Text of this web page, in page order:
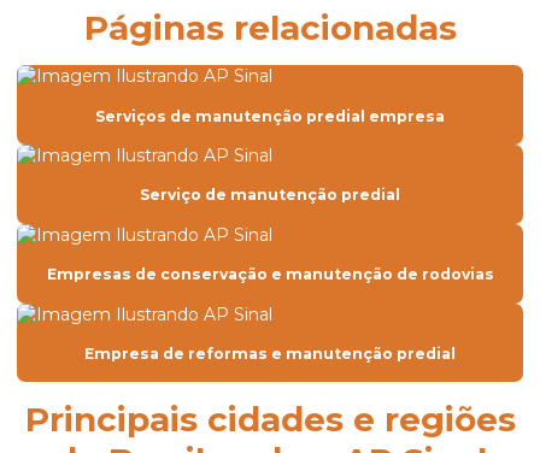
Defensa e Barreira metálica preço
Defensa e Barreira metálica simples
Delineador barreira de concreto
Delineador para defensa metálica
Empresa de defensa metálica
Empresa de demarcação viária
Páginas relacionadas
Serviços de manutenção predial empresa
Serviço de manutenção predial
Empresas de conservação e manutenção de rodovias
Empresa de reformas e manutenção predial
Principais cidades e regiões